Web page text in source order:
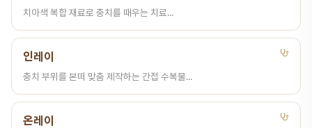
치아색 복합 재료로 충치를 때우는 치료...
인레이
충치 부위를 본떠 맞춤 제작하는 간접 수복물...
온레이